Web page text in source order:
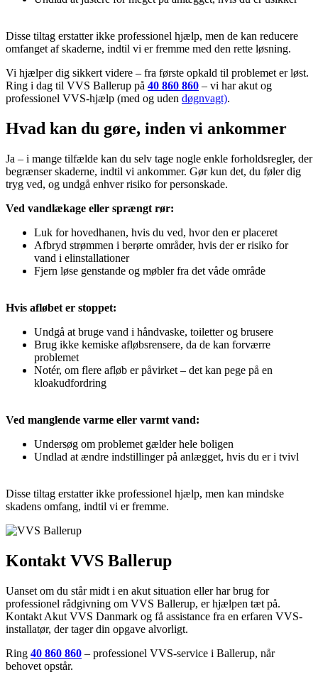
Disse tiltag erstatter ikke professionel hjælp, men de kan reducere
omfanget af skaderne, indtil vi er fremme med den rette løsning.
Vi hjælper dig sikkert videre – fra første opkald til problemet er løst.
Ring i dag til VVS Ballerup på 40 860 860 – vi har akut og
professionel VVS-hjælp (med og uden døgnvagt).
Hvad kan du gøre, inden vi ankommer
Ja – i mange tilfælde kan du selv tage nogle enkle forholdsregler, der
begrænser skaderne, indtil vi ankommer. Gør kun det, du føler dig
tryg ved, og undgå enhver risiko for personskade.
Ved vandlækage eller sprængt rør:
Luk for hovedhanen, hvis du ved, hvor den er placeret
Afbryd strømmen i berørte områder, hvis der er risiko for
vand i elinstallationer
Fjern løse genstande og møbler fra det våde område
Hvis afløbet er stoppet:
Undgå at bruge vand i håndvaske, toiletter og brusere
Brug ikke kemiske afløbsrensere, da de kan forværre
problemet
Notér, om flere afløb er påvirket – det kan pege på en
kloakudfordring
Ved manglende varme eller varmt vand:
Undersøg om problemet gælder hele boligen
Undlad at ændre indstillinger på anlægget, hvis du er i tvivl
Disse tiltag erstatter ikke professionel hjælp, men kan mindske
skadens omfang, indtil vi er fremme.
Kontakt VVS Ballerup
Uanset om du står midt i en akut situation eller har brug for
professionel rådgivning om VVS Ballerup, er hjælpen tæt på.
Kontakt Akut VVS Danmark og få assistance fra en erfaren VVS-
installatør, der tager din opgave alvorligt.
Ring 40 860 860 – professionel VVS-service i Ballerup, når
behovet opstår.